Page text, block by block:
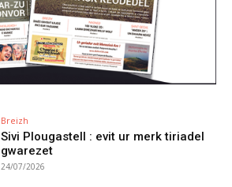
Breizh
Sivi Plougastell : evit ur merk tiriadel
gwarezet
24/07/2026